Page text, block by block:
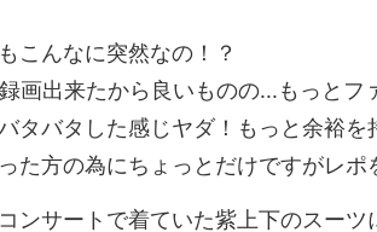
こんなに突然なの！？
画出来たから良いものの...もっと
バタバタした感じヤダ！もっと余裕
た方の為にちょっとだけですがレポ
ンサートで着ていた紫上下のスーツ